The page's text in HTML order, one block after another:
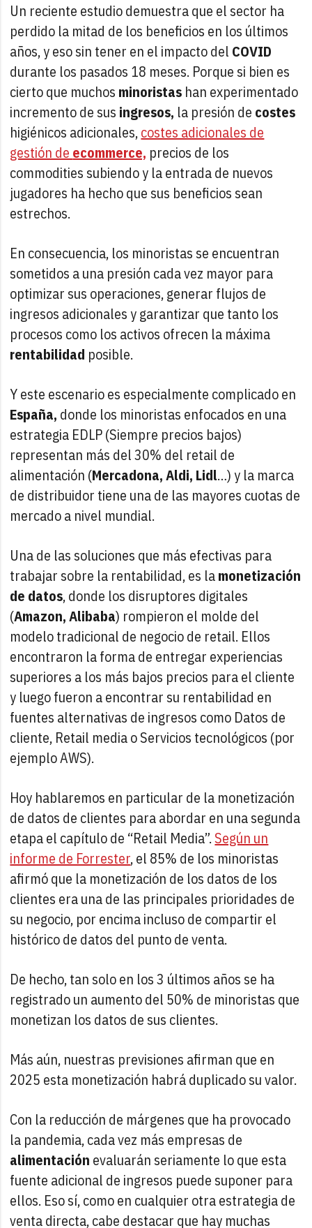
Un reciente estudio demuestra que el sector ha
perdido la mitad de los beneficios en los últimos
años, y eso sin tener en el impacto del COVID
durante los pasados 18 meses. Porque si bien es
cierto que muchos minoristas han experimentado
incremento de sus ingresos, la presión de costes
higiénicos adicionales,costes adicionales de
gestión de ecommerce, precios de los
commodities subiendo y la entrada de nuevos
jugadores ha hecho que sus beneficios sean
estrechos.
En consecuencia, los minoristas se encuentran
sometidos a una presión cada vez mayor para
optimizar sus operaciones, generar flujos de
ingresos adicionales y garantizar que tanto los
procesos como los activos ofrecen la máxima
rentabilidad posible.
Y este escenario es especialmente complicado en
España, donde los minoristas enfocados en una
estrategia EDLP (Siempre precios bajos)
representan más del 30% del retail de
alimentación (Mercadona, Aldi, Lidl…) y la marca
de distribuidor tiene una de las mayores cuotas de
mercado a nivel mundial.
Una de las soluciones que más efectivas para
trabajar sobre la rentabilidad, es lamonetización
de datos, donde los disruptores digitales
(Amazon, Alibaba) rompieron el molde del
modelo tradicional de negocio de retail. Ellos
encontraron la forma de entregar experiencias
superiores a los más bajos precios para el cliente
y luego fueron a encontrar su rentabilidad en
fuentes alternativas de ingresos como Datos de
cliente, Retail media o Servicios tecnológicos (por
ejemplo AWS).
Hoy hablaremos en particular de la monetización
de datos de clientes para abordar en una segunda
etapa el capítulo de “Retail Media”.Según un
informe de Forrester, el 85% de los minoristas
afirmó que la monetización de los datos de los
clientes era una de las principales prioridades de
su negocio, por encima incluso de compartir el
histórico de datos del punto de venta.
De hecho, tan solo en los 3 últimos años se ha
registrado un aumento del 50% de minoristas que
monetizan los datos de sus clientes.
Más aún, nuestras previsiones afirman que en
2025 esta monetización habrá duplicado su valor.
Con la reducción de márgenes que ha provocado
la pandemia, cada vez más empresas de
alimentación evaluarán seriamente lo que esta
fuente adicional de ingresos puede suponer para
ellos. Eso sí, como en cualquier otra estrategia de
venta directa, cabe destacar que hay muchas